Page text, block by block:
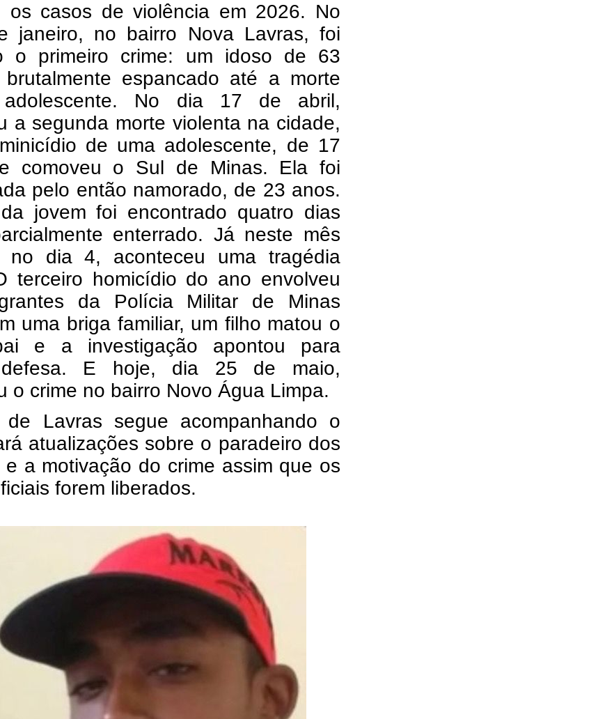
os casos de violência em 2026. No
janeiro, no bairro Nova Lavras, foi
o primeiro crime: um idoso de 63
espancado até a morte
No dia 17 de abril,
a segunda morte violenta na cidade,
de uma adolescente, de 17
comoveu o Sul de Minas. Ela foi
pelo então namorado, de 23 anos.
jovem foi encontrado quatro dias
enterrado. Já neste mês
no dia 4, aconteceu uma tragédia
terceiro homicídio do ano envolveu
da Polícia Militar de Minas
uma briga familiar, um filho matou o
e a investigação apontou para
E hoje, dia 25 de maio,
o crime no bairro Novo Água Limpa.
Lavras segue acompanhando o
atualizações sobre o paradeiro dos
e a motivação do crime assim que os
forem liberados.